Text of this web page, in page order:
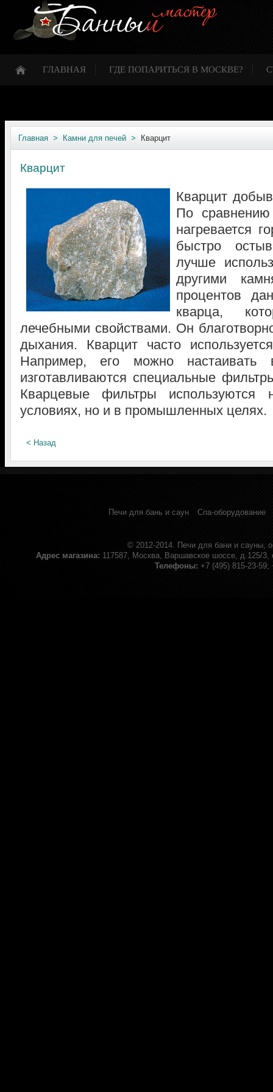
ГЛАВНАЯ ГДЕ ПОПАРИТЬСЯ В МОСКВЕ?
Главная > Камни для печей > Кварцит
Кварцит
Кварцит
По
нагревается
быстро
лучше
другими
процентов
кварца,
лечебными свойствами. Он
дыхания. Кварцит часто
Например, его можно
изготавливаются специальные
Кварцевые фильтры
условиях, но и в промышленных целях.
< Назад
Печи для бань и саун Спа-оборудование
© 2012-2014. Печи для бани и сауны,
Адрес магазина: 117587, Москва, Варшавское шоссе, д.125/
Телефоны: +7 (495) 815-23-